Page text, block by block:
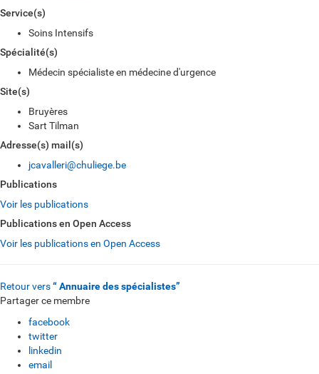
Service(s)
Soins Intensifs
Spécialité(s)
Médecin spécialiste en médecine d'urgence
Site(s)
Bruyères
Sart Tilman
Adresse(s) mail(s)
jcavalleri@chuliege.be
Publications
Voir les publications
Publications en Open Access
Voir les publications en Open Access
Retour vers“ Annuaire des spécialistes”
Partager ce membre
facebook
twitter
linkedin
email